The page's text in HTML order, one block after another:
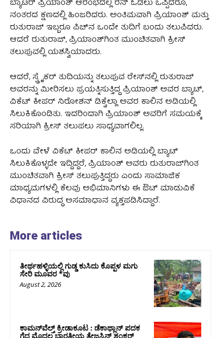
ಬ್ಯಾಟರ್ ಪ್ರಿಯಾಂಶ್ ಆರಂಭದಲ್ಲಿ ರನ್ ಓಡಲು ಒಪ್ಪಿದರೂ,
ನಂತರದ ಕ್ಷಣದಲ್ಲಿ ಹಿಂಜರಿದರು. ಅಂತಿಮವಾಗಿ ಪ್ರಿಯಾಂಶ್ ಮತ್ತು
ರುತುರಾಜ್ ಇಬ್ಬರೂ ಪಿಚ್‌ನ ಒಂದೇ ತುದಿಗೆ ಬಂದು ತಲುಪಿದರು.
ಆದರೆ ರುತುರಾಜ್, ಪ್ರಿಯಾಂಶ್‌ಗಿಂತ ಮುಂಚಿತವಾಗಿ ಕ್ರೀಸ್
ತಲುಪುವಲ್ಲಿ ಯಶಸ್ವಿಯಾದರು.
ಆದರೆ, ಸ್ಟ್ರೈಕರ್ ತುದಿಯನ್ನು ತಲುಪುವ ರೇಸ್‌ನಲ್ಲಿ ರುತುರಾಜ್
ಅವರನ್ನು ಮೀರಿಸಲು ಪ್ರಯತ್ನಿಸುತ್ತಿದ್ದ ಪ್ರಿಯಾಂಶ್ ಅವರ ಬ್ಯಾಟ್,
ವಿಕೆಟ್ ಕೀಪರ್ ನಿರೋಶನ್ ಡಿಕ್ವೆಲ್ಲಾ ಅವರ ಕಾಲಿನ ಅಡಿಯಲ್ಲಿ
ಸಿಲುಕಿಕೊಂಡಿತು. ಇದರಿಂದಾಗಿ ಪ್ರಿಯಾಂಶ್ ಅವರಿಗೆ ಸಮಯಕ್ಕೆ
ಸರಿಯಾಗಿ ಕ್ರೀಸ್ ತಲುಪಲು ಸಾಧ್ಯವಾಗಲಿಲ್ಲ.
ಒಂದು ವೇಳೆ ವಿಕೆಟ್ ಕೀಪರ್ ಕಾಲಿನ ಅಡಿಯಲ್ಲಿ ಬ್ಯಾಟ್
ಸಿಲುಕಿಕೊಳ್ಳದೇ ಇದ್ದಿದ್ದರೆ, ಪ್ರಿಯಾಂಶ್ ಅವರು ರುತುರಾಜ್‌ಗಿಂತ
ಮುಂಚಿತವಾಗಿ ಕ್ರೀಸ್ ತಲುಪುತ್ತಿದ್ದರು ಎಂದು ಸಾಮಾಜಿಕ
ಮಾಧ್ಯಮಗಳಲ್ಲಿ ಕೆಲವು ಅಭಿಮಾನಿಗಳು ಈ ಔಟ್ ಮಾಡುವಿಕೆ
ವಿಧಾನದ ವಿರುದ್ಧ ಅಸಮಾಧಾನ ವ್ಯಕ್ತಪಡಿಸಿದ್ದಾರೆ.
More articles
ತೀರ್ಥಹಳ್ಳಿಯಲ್ಲಿ ಗುಡ್ಡ ಕುಸಿದು ಕೊಪ್ಪಳ ಮಗು
ಸೇರಿ ಮೂವರ *ವು
August 2, 2026
ಕಾಮನ್‌ವೆಲ್ತ್ ಕ್ರೀಡಾಕೂಟ : ಡೆಕಾಥ್ಲಾನ್ ಪದಕ
ಗೆದ್ದ ಮೊದಲ ಭಾರತೀಯ ತೇಜಸ್ವಿನ್ ಶಂಕರ್